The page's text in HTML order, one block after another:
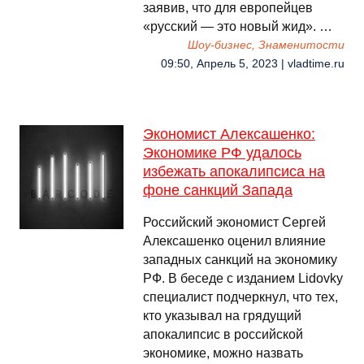
заявив, что для европейцев
«русский — это новый жид». …
Шоу-бизнес, Знаменитости
09:50, Апрель 5, 2023 | vladtime.ru
Экономист Алексашенко:
Экономике РФ удалось
избежать апокалипсиса на
фоне санкций Запада
Российский экономист Сергей
Алексашенко оценил влияние
западных санкций на экономику
РФ. В беседе с изданием Lidovky
специалист подчеркнул, что тех,
кто указывал на грядущий
апокалипсис в российской
экономике, можно назвать